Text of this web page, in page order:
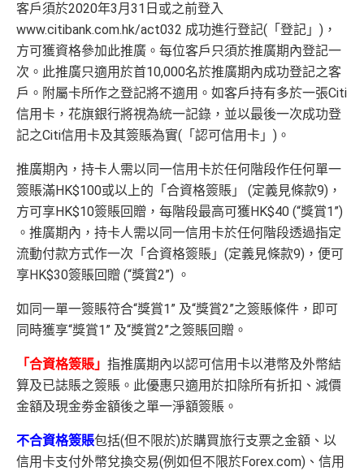
客戶須於2020年3月31日或之前登入
www.citibank.com.hk/act032 成功進行登記(「登記」)，
方可獲資格參加此推廣。每位客戶只須於推廣期內登記一
次。此推廣只適用於首10,000名於推廣期內成功登記之客
戶。附屬卡所作之登記將不適用。如客戶持有多於一張Citi
信用卡，花旗銀行將視為統一記錄，並以最後一次成功登
記之Citi信用卡及其簽賬為實(「認可信用卡」)。
推廣期內，持卡人需以同一信用卡於任何階段作任何單一
簽賬滿HK$100或以上的「合資格簽賬」 (定義見條款9)，
方可享HK$10簽賬回贈，每階段最高可獲HK$40 (“獎賞1”)
。推廣期內，持卡人需以同一信用卡於任何階段透過指定
流動付款方式作一次「合資格簽賬」(定義見條款9)，便可
享HK$30簽賬回贈 (“獎賞2”) 。
如同一單一簽賬符合“獎賞1” 及“獎賞2”之簽賬條件，即可
同時獲享“獎賞1” 及“獎賞2”之簽賬回贈。
「合資格簽賬」 指推廣期內以認可信用卡以港幣及外幣結
算及已誌賬之簽賬。此優惠只適用於扣除所有折扣、減價
金額及現金劵金額後之單一淨額簽賬。
不合資格簽賬包括(但不限於)於購買旅行支票之金額、以
信用卡支付外幣兌換交易(例如但不限於Forex.com)、信用